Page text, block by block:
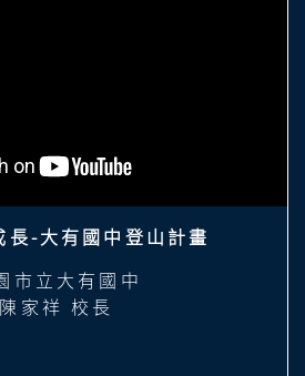
長-大有國中登山計畫
市立大有國中
陳家祥 校長